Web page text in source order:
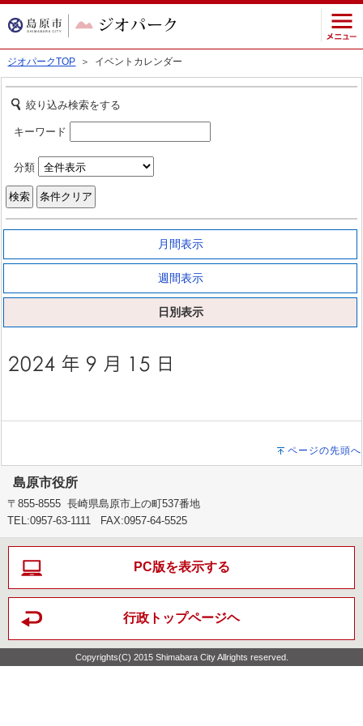
ジオパークTOP ＞ イベントカレンダー
絞り込み検索をする
キーワード
分類
月間表示
週間表示
日別表示
ページの先頭へ
島原市役所
〒855-8555 長崎県島原市上の町537番地
TEL:0957-63-1111 FAX:0957-64-5525
PC版を表示する
行政トップページヘ
Copyrights(C) 2015 Shimabara City Allrights reserved.